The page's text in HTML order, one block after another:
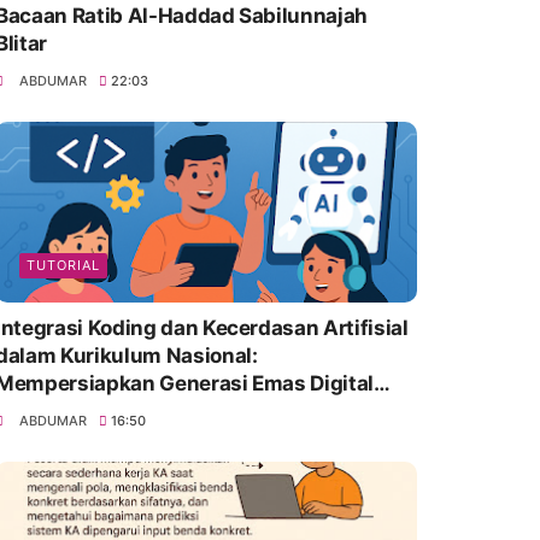
Ratib Al-Haddad Sabilunnajah
ABDUMAR 22:03
TUTORIAL
Koding dan Kecerdasan Artifisial
Kurikulum Nasional:
Generasi Emas Digital
ABDUMAR 16:50